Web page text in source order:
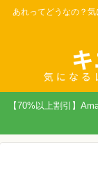
あれってどうなの？
【70%以上割引】